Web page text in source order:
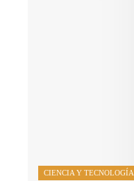
CIENCIA Y TECNOLOGÍA